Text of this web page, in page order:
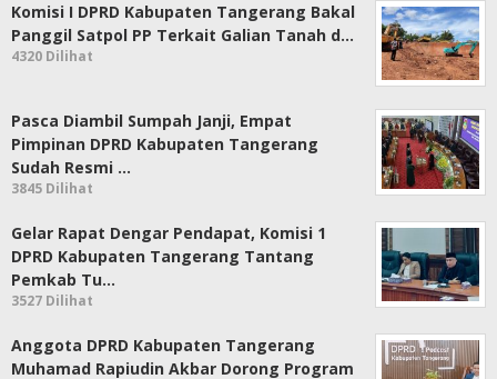
Komisi I DPRD Kabupaten Tangerang Bakal
Panggil Satpol PP Terkait Galian Tanah d…
4320 Dilihat
Pasca Diambil Sumpah Janji, Empat
Pimpinan DPRD Kabupaten Tangerang
Sudah Resmi …
3845 Dilihat
Gelar Rapat Dengar Pendapat, Komisi 1
DPRD Kabupaten Tangerang Tantang
Pemkab Tu…
3527 Dilihat
Anggota DPRD Kabupaten Tangerang
Muhamad Rapiudin Akbar Dorong Program